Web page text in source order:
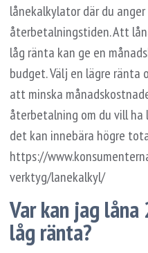
lånekalkylator där du
återbetalningstiden. Att
låg ränta kan ge en
budget. Välj en lägre
att minska
återbetalning om du vill ha
det kan innebära högre
https://
verktyg/lanekalkyl/
Var kan jag
låg ränta?